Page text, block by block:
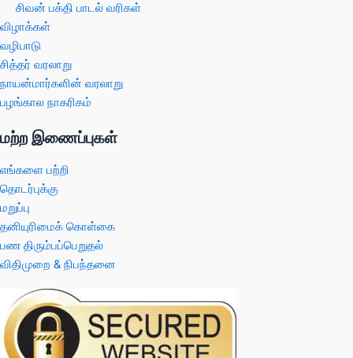
சிவன் பக்தி பாடல் வரிகள்
விழாக்கள்
வழிபாடு
சித்தர் வரலாறு
நாயன்மார்களின் வரலாறு
பழங்கால நாகரிகம்
மற்ற இணைப்புகள்
எங்களை பற்றி
தொடர்புக்கு
மறுப்பு
தனியுரிமைக் கொள்கை
பண திரும்பப்பெறுதல்
விதிமுறை & நிபந்தனை